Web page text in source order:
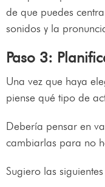
de que puedes
sonidos y la
Paso 3:
Una vez que haya
piense qué tipo de
Debería pensar en
cambiarlas para no
Sugiero las